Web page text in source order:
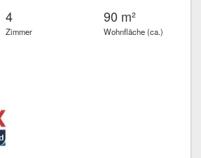
4
Zimmer
90 m²
Wohnfläche (ca.)